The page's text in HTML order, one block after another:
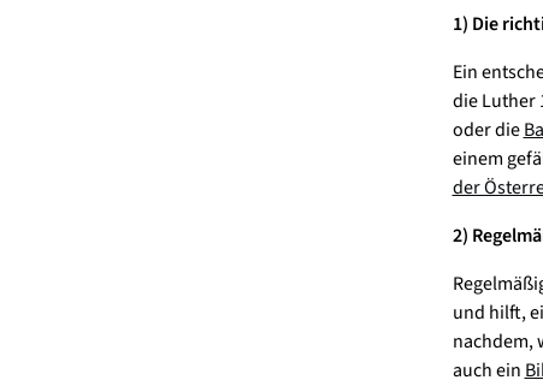
1) Die
Ein
die Luther
oder die
einem
der
2)
und hilft,
nachdem,
auch ein